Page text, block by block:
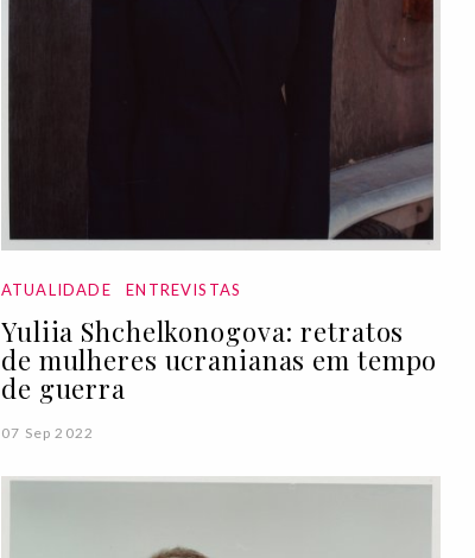
ATUALIDADE ENTREVISTAS
Yuliia Shchelkonogova: retratos
de mulheres ucranianas em tempo
de guerra
07 Sep 2022